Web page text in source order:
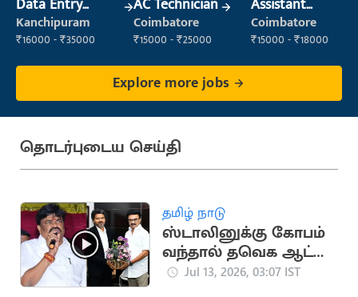
Data Entry
Operator
Kanchipuram
₹16000 - ₹35000
AC Technician
Coimbatore
₹15000 - ₹25000
Assistant
Manager
Coimbatore
₹15000 - ₹18000
Explore more jobs
தொடர்புடைய செய்தி
தமிழ் நாடு
ஸ்டாலினுக்கு கோபம்
வந்தால் தவெக ஆட்சி
இருக்காது.. ராஜேந்திர
Jul 13, 2026, 03:07 IST